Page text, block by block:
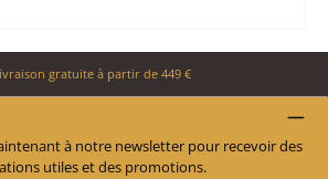
gratuite à partir de 449 €
à notre newsletter pour recevoir des
utiles et des promotions.